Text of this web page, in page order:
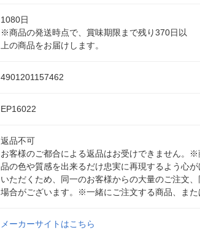
1080日
※商品の発送時点で、賞味期限まで残り370日以
上の商品をお届けします。
4901201157462
EP16022
返品不可
お客様のご都合による返品はお受けできません。
品の色や質感を出来るだけ忠実に再現するよう心
いただくため、同一のお客様からの大量のご注文
場合がございます。※一緒にご注文する商品、ま
メーカーサイトはこちら